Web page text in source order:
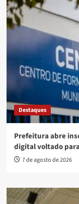
Destaques
Prefeitura abre
digital voltado
7 de agosto de 2026